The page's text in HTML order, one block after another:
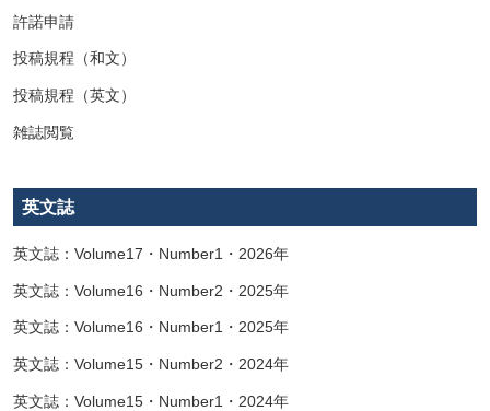
許諾申請
投稿規程（和文）
投稿規程（英文）
雑誌閲覧
英文誌
英文誌：Volume17・Number1・2026年
英文誌：Volume16・Number2・2025年
英文誌：Volume16・Number1・2025年
英文誌：Volume15・Number2・2024年
英文誌：Volume15・Number1・2024年